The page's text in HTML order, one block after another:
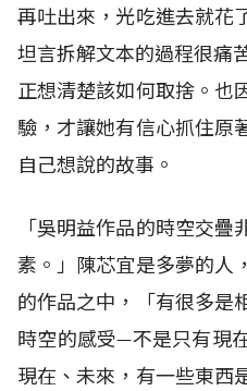
再吐出來，光吃進去就花
坦言拆解文本的過程很痛
正想清楚該如何取捨。也
驗，才讓她有信心抓住原
自己想說的故事。
「吳明益作品的時空交
素。」陳芯宜是多夢的人
的作品之中，「有很多是
時空的感受—不是只有現
現在、未來，有一些東西